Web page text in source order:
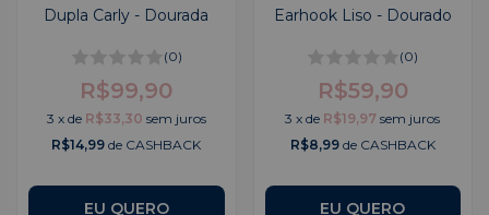
Dupla Carly - Dourada
(0)
R$99,90
3 x de R$33,30 sem juros
R$14,99 de CASHBACK
Earhook Liso - Dourado
(0)
R$59,90
3 xde R$19,97 sem juros
R$8,99de CASHBACK